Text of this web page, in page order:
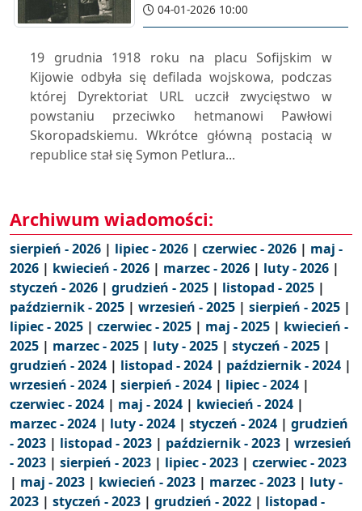
04-01-2026 10:00
19 grudnia 1918 roku na placu Sofijskim w
Kijowie odbyła się defilada wojskowa, podczas
której Dyrektoriat URL uczcił zwycięstwo w
powstaniu przeciwko hetmanowi Pawłowi
Skoropadskiemu. Wkrótce główną postacią w
republice stał się Symon Petlura...
Archiwum wiadomości:
sierpień - 2026 | lipiec - 2026 | czerwiec - 2026 | maj -
2026 | kwiecień - 2026 | marzec - 2026 | luty - 2026 |
styczeń - 2026 | grudzień - 2025 | listopad - 2025 |
październik - 2025 | wrzesień - 2025 | sierpień - 2025 |
lipiec - 2025 | czerwiec - 2025 | maj - 2025 | kwiecień -
2025 | marzec - 2025 | luty - 2025 | styczeń - 2025 |
grudzień - 2024 | listopad - 2024 | październik - 2024 |
wrzesień - 2024 | sierpień - 2024 | lipiec - 2024 |
czerwiec - 2024 | maj - 2024 | kwiecień - 2024 |
marzec - 2024 | luty - 2024 | styczeń - 2024 | grudzień
- 2023 | listopad - 2023 | październik - 2023 | wrzesień
- 2023 | sierpień - 2023 | lipiec - 2023 | czerwiec - 2023
| maj - 2023 | kwiecień - 2023 | marzec - 2023 | luty -
2023 | styczeń - 2023 | grudzień - 2022 | listopad -